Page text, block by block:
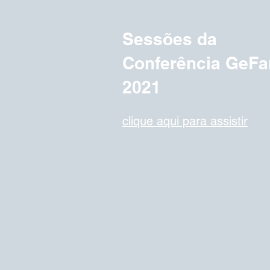
Sessões da
Conferência
2021
clique aqui para assistir